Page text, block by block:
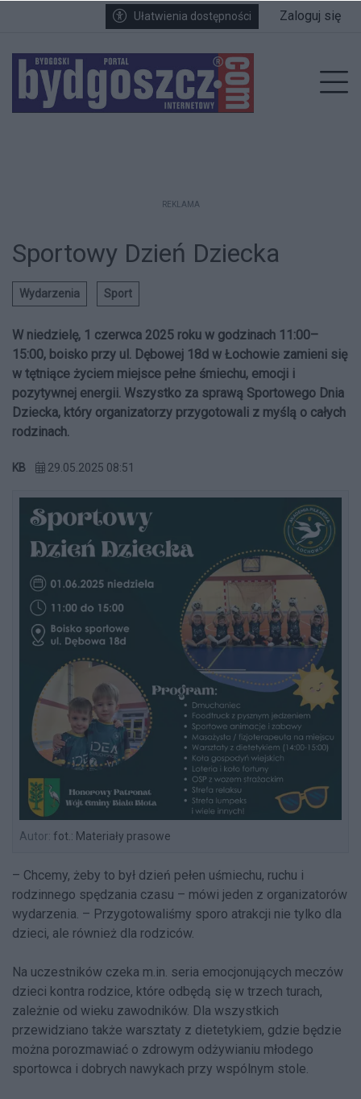
Przejdź do głównych treści
Przejdź do wyszukiwarki
Przejdź do głównego menuUłatwienia dostępności Zaloguj się
REKLAMA
Sportowy Dzień Dziecka
Wydarzenia Sport
W niedzielę, 1 czerwca 2025 roku w godzinach 11:00–
15:00, boisko przy ul. Dębowej 18d w Łochowie zamieni się
w tętniące życiem miejsce pełne śmiechu, emocji i
pozytywnej energii. Wszystko za sprawą Sportowego Dnia
Dziecka, który organizatorzy przygotowali z myślą o całych
rodzinach.
KB 29.05.2025 08:51
Autor: fot.: Materiały prasowe
– Chcemy, żeby to był dzień pełen uśmiechu, ruchu i
rodzinnego spędzania czasu – mówi jeden z organizatorów
wydarzenia. – Przygotowaliśmy sporo atrakcji nie tylko dla
dzieci, ale również dla rodziców.
Na uczestników czeka m.in. seria emocjonujących meczów
dzieci kontra rodzice, które odbędą się w trzech turach,
zależnie od wieku zawodników. Dla wszystkich
przewidziano także warsztaty z dietetykiem, gdzie będzie
można porozmawiać o zdrowym odżywianiu młodego
sportowca i dobrych nawykach przy wspólnym stole.